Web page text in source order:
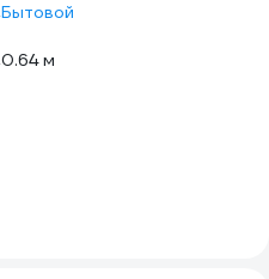
Бытовой
0.64 м